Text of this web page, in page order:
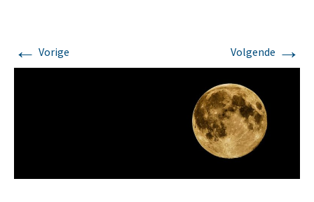
← Vorige Volgende →